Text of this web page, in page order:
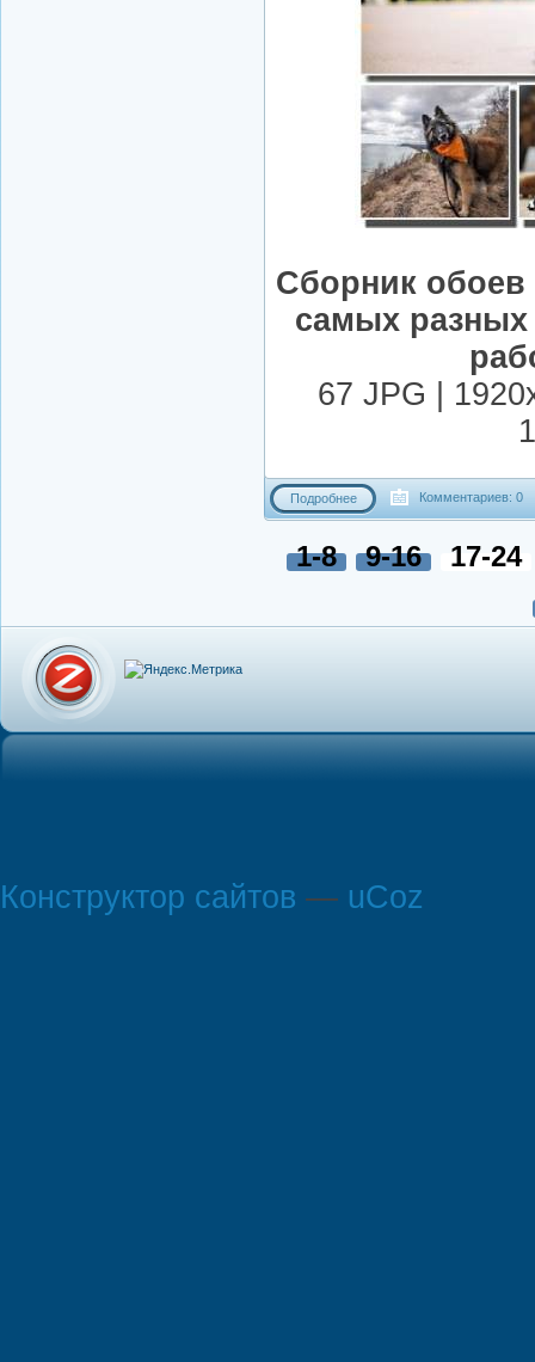
Сборник
самых
67 JPG |
Подробнее Комментариев: 0
1-8 9-16 17-24
Конструктор сайтов — uCoz